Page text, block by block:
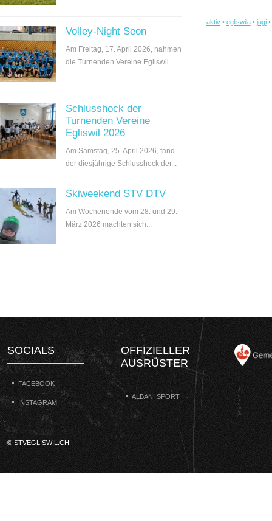
Volley-Night Seon
Am Freitag, 17. April 2026, nahmen
die Turnenden Vereine Egliswil...
Schlusshock der
Turnenden Vereine
Egliswil 2026
Am Samstag, 25. April 2026, fand
der diesjährige Schlusshock der...
Skiweekend STV DTV
Am Wochenende vom 28. und 29.
März 2026 machten sich...
aktiv• egliswila• jugi•
SOCIALS
FACEBOOK
INSTAGRAM
OFFIZIELLER
AUSRÜSTER
ALBANI SPORT
© STVEGLISWIL.CH